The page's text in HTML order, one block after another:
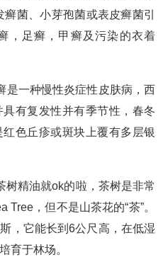
癣菌、小芽孢菌或表皮癣菌引
，足癣，甲癣及污染的衣着
是一种慢性炎症性皮肤病，西
有复发性并有季节性，春冬
色丘疹或斑块上覆有多层银
树精油就ok的啦，茶树是非常
Tree，但不是山茶花的“茶”。
，它能长到6公尺高，在低湿
育于林场。